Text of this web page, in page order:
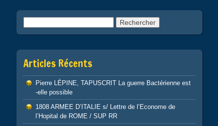
Articles Récents
Pierre LÉPINE, TAPUSCRIT La guerre Bactérienne est
-elle possible
1808 ARMEE D’ITALIE s/ Lettre de l’Econome de
l’Hopital de ROME / SUP RR